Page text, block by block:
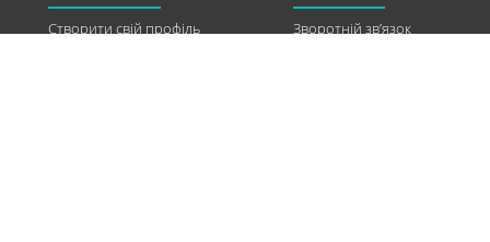
Створити свій профіль
Зворотній зв’язок